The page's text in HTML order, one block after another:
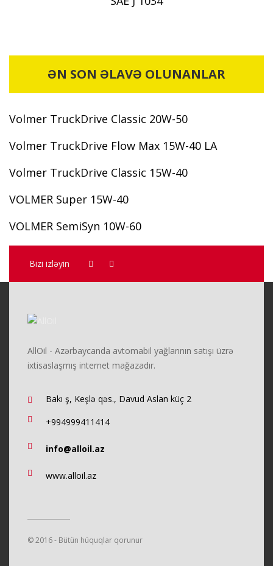
ƏN SON ƏLAVƏ OLUNANLAR
Volmer TruckDrive Classic 20W-50
Volmer TruckDrive Flow Max 15W-40 LA
Volmer TruckDrive Classic 15W-40
VOLMER Super 15W-40
VOLMER SemiSyn 10W-60
Bizi izləyin
AllOil - Azərbaycanda avtomabil yağlarının satışı üzrə
ixtisaslaşmış internet mağazadır.
Bakı ş, Keşlə qəs., Davud Aslan küç 2
+994999411414
info@alloil.az
www.alloil.az
© 2016 - Bütün hüquqlar qorunur